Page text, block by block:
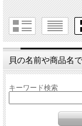
貝の名前や商品名
キーワード検索